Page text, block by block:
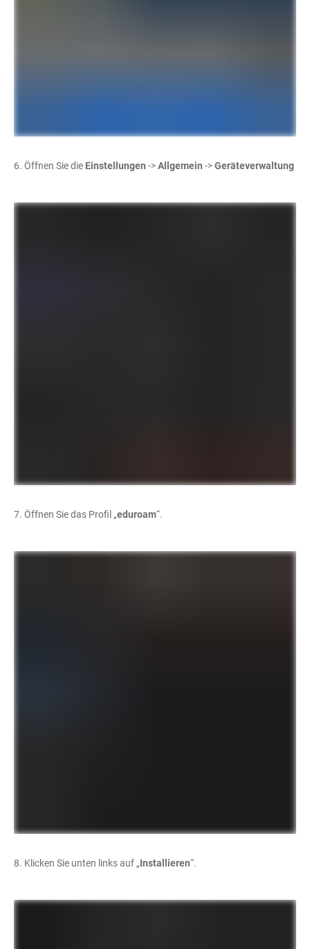
6. Öffnen Sie die Einstellungen ->Allgemein ->Geräteverwaltung
7. Öffnen Sie das Profil „eduroam“.
8. Klicken Sie unten links auf „Installieren“.